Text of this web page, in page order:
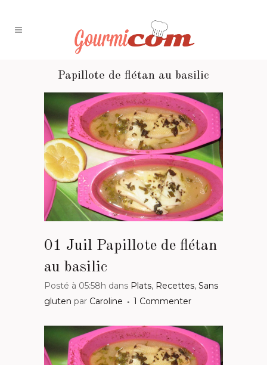
Papillote de flétan au basilic
01 Juil Papillote de flétan
au basilic
Posté à 05:58h dans Plats, Recettes, Sans
gluten par Caroline 1 Commenter